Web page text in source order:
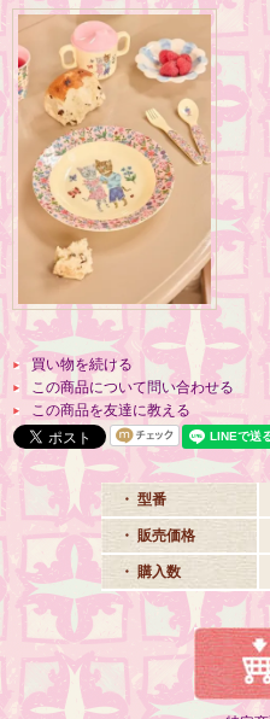
買い物を続ける
この商品について問い合わせる
この商品を友達に教える
・ 型番
・ 販売価格
・ 購入数